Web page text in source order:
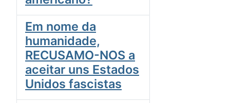
Em nome da
humanidade,
RECUSAMO-NOS a
aceitar uns Estados
Unidos fascistas